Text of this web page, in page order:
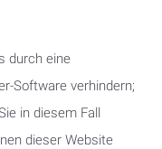
durch eine
Software verhindern;
in diesem Fall
dieser Website